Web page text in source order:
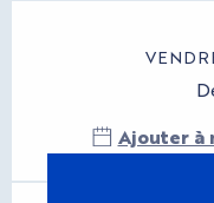
Ajouter à